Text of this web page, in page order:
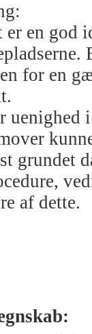
er en god
for en
uenighed
grundet
af dette.